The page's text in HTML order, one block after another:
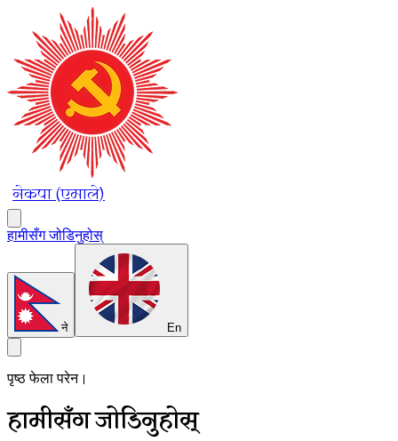
नेकपा (एमाले)
हामीसँग जोडिनुहोस्
ने En
पृष्ठ फेला परेन।
हामीसँग जोडिनुहोस्